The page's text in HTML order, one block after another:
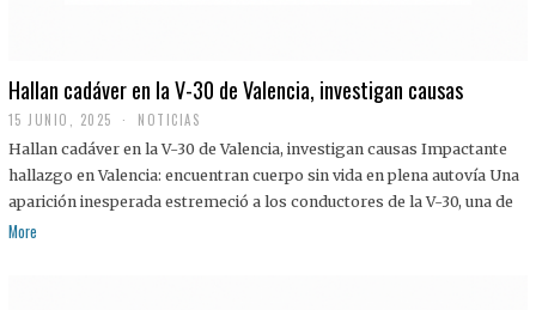
Hallan cadáver en la V-30 de Valencia, investigan causas
15 JUNIO, 2025 NOTICIAS
Hallan cadáver en la V-30 de Valencia, investigan causas Impactante
hallazgo en Valencia: encuentran cuerpo sin vida en plena autovía Una
aparición inesperada estremeció a los conductores de la V-30, una de
More